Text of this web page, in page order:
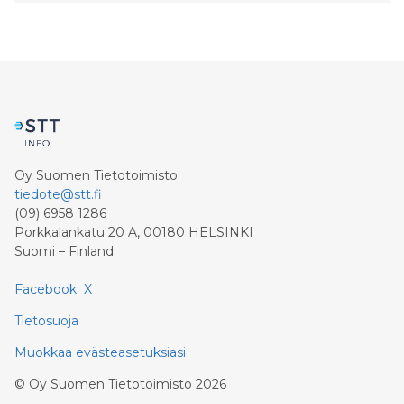
Oy Suomen Tietotoimisto
tiedote@stt.fi
(09) 6958 1286
Porkkalankatu 20 A, 00180 HELSINKI
Suomi – Finland
Facebook X
Tietosuoja
Muokkaa evästeasetuksiasi
© Oy Suomen Tietotoimisto 2026